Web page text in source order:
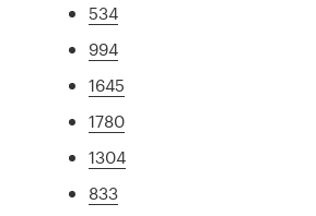
534
994
1645
1780
1304
833